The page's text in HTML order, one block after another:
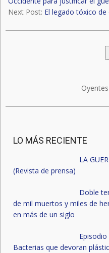
Next Post: El legado tóxico
LO MÁS RECIENTE
LA
(Revista de prensa)
Doble
de mil muertos y miles de
en más de un siglo
Bacterias que devoran